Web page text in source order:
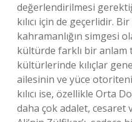
değerlendirilmesi
kılıcı için de geçerlidir.
kahramanlığın simgesi
kültürde farklı bir anlam
kültürlerinde kılıçlar
ailesinin ve yüce
kılıcı ise, özellikle Orta
daha çok adalet, cesaret